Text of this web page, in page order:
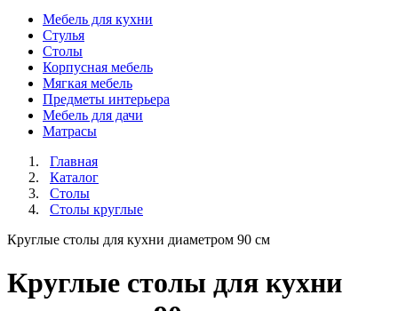
Мебель для кухни
Стулья
Столы
Корпусная мебель
Мягкая мебель
Предметы интерьера
Мебель для дачи
Матраcы
Главная
Каталог
Столы
Столы круглые
Круглые столы для кухни диаметром 90 см
Круглые столы для кухни